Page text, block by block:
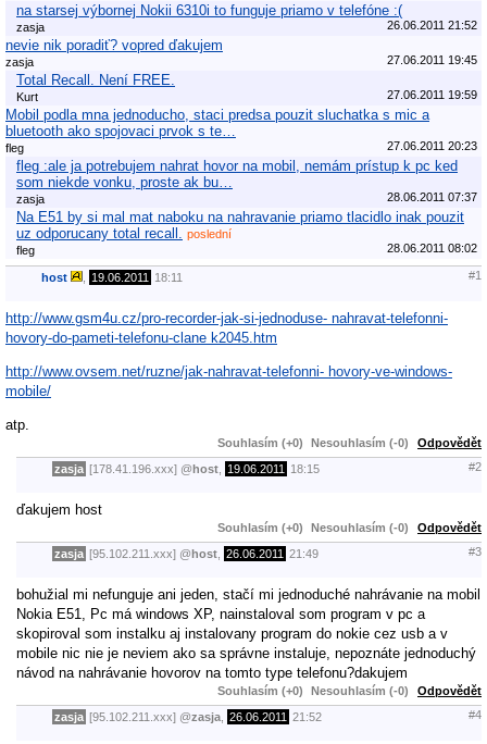
na starsej výbornej Nokii 6310i to funguje priamo v telefóne :(
zasja 26.06.2011 21:52
nevie nik poradiť? vopred ďakujem
zasja 27.06.2011 19:45
Total Recall. Není FREE.
Kurt 27.06.2011 19:59
Mobil podla mna jednoducho, staci predsa pouzit sluchatka s mic a
bluetooth ako spojovaci prvok s te…
fleg 27.06.2011 20:23
fleg :ale ja potrebujem nahrat hovor na mobil, nemám prístup k pc ked
som niekde vonku, proste ak bu…
zasja 28.06.2011 07:37
Na E51 by si mal mat naboku na nahravanie priamo tlacidlo inak pouzit
uz odporucany total recall.
poslední
fleg
28.06.2011 08:02
host 19.06.2011 18:11 #1
http://www.gsm4u.cz/pro-recorder-jak-si-jednoduse- nahravat-telefonni-
hovory-do-pameti-telefonu-clane k2045.htm
http://www.ovsem.net/ruzne/jak-nahravat-telefonni- hovory-ve-windows-
mobile/
atp.
Souhlasím (+0) Nesouhlasím (-0) Odpovědět
zasja [178.41.196.xxx] @host 19.06.2011 18:15 #2
ďakujem host
Souhlasím (+0) Nesouhlasím (-0) Odpovědět
zasja [95.102.211.xxx] @host 26.06.2011 21:49 #3
bohužial mi nefunguje ani jeden, stačí mi jednoduché nahrávanie na mobil
Nokia E51, Pc má windows XP, nainstaloval som program v pc a
skopiroval som instalku aj instalovany program do nokie cez usb a v
mobile nic nie je neviem ako sa správne instaluje, nepoznáte jednoduchý
návod na nahrávanie hovorov na tomto type telefonu?dakujem
Souhlasím (+0) Nesouhlasím (-0) Odpovědět
zasja [95.102.211.xxx] @zasja 26.06.2011 21:52 #4